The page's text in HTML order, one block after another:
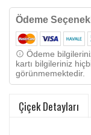
Ödeme
Ödeme
kartı bilgileriniz
görünmemektedir.
Çiçek Detayları